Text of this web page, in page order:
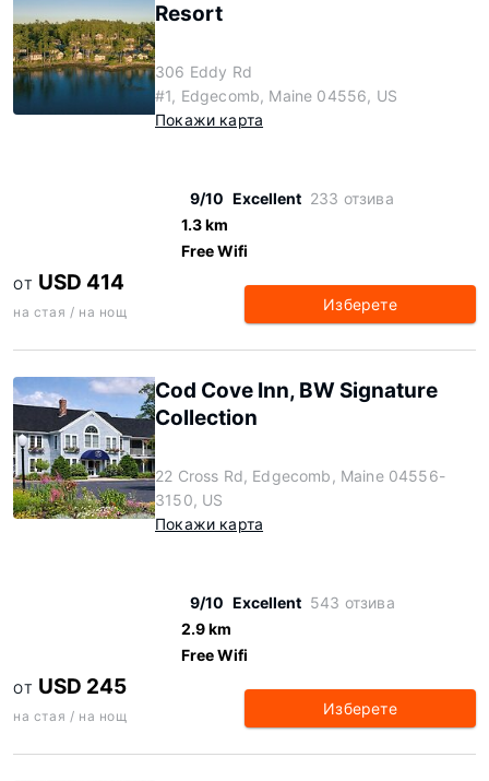
Resort
306 Eddy Rd
#1, Edgecomb, Maine 04556, US
Покажи карта
9/10 Excellent 233 отзива
1.3 km
Free Wifi
ОТ USD 414
на стая / на нощ Изберете
Cod Cove Inn, BW Signature
Collection
22 Cross Rd, Edgecomb, Maine 04556-
3150, US
Покажи карта
9/10 Excellent 543 отзива
2.9 km
Free Wifi
ОТ USD 245
на стая / на нощ Изберете